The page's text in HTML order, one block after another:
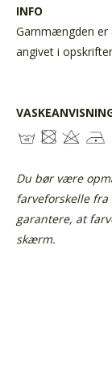
INFO
Garnmængden
angivet i
Du bør være
farveforskelle
garantere, at
skærm.